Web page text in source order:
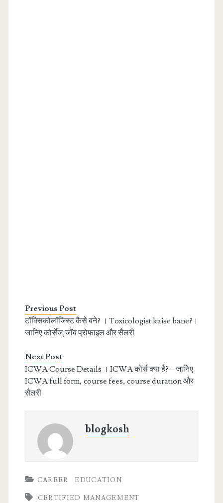
Previous Post
टॉक्सिकोलॉजिस्ट कैसे बने? । Toxicologist kaise bane?।
जानिए कोर्सेज,जॉब प्रोफाइल और सैलरी
Next Post
ICWA Course Details । ICWA कोर्स क्या है? – जानिए
ICWA full form, course fees, course duration और
सैलरी
blogkosh
CAREER EDUCATION
CERTIFIED MANAGEMENT